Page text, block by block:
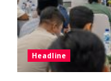
Headline